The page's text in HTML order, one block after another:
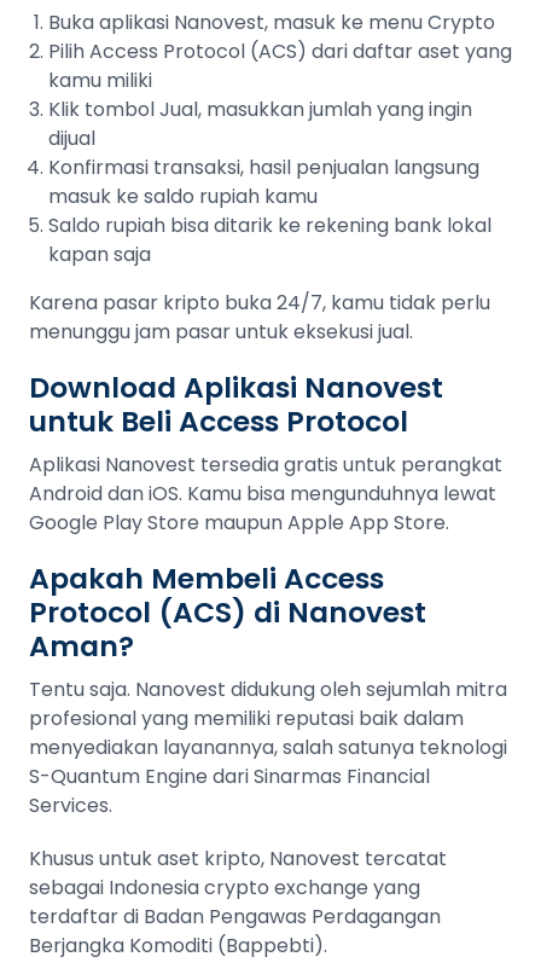
Buka aplikasi Nanovest, masuk ke menu Crypto
Pilih Access Protocol (ACS) dari daftar aset yang
kamu miliki
Klik tombol Jual, masukkan jumlah yang ingin
dijual
Konfirmasi transaksi, hasil penjualan langsung
masuk ke saldo rupiah kamu
Saldo rupiah bisa ditarik ke rekening bank lokal
kapan saja
Karena pasar kripto buka 24/7, kamu tidak perlu
menunggu jam pasar untuk eksekusi jual.
Download Aplikasi Nanovest
untuk Beli Access Protocol
Aplikasi Nanovest tersedia gratis untuk perangkat
Android dan iOS. Kamu bisa mengunduhnya lewat
Google Play Store maupun Apple App Store.
Apakah Membeli Access
Protocol (ACS) di Nanovest
Aman?
Tentu saja. Nanovest didukung oleh sejumlah mitra
profesional yang memiliki reputasi baik dalam
menyediakan layanannya, salah satunya teknologi
S-Quantum Engine dari Sinarmas Financial
Services.
Khusus untuk aset kripto, Nanovest tercatat
sebagai Indonesia crypto exchange yang
terdaftar di Badan Pengawas Perdagangan
Berjangka Komoditi (Bappebti).